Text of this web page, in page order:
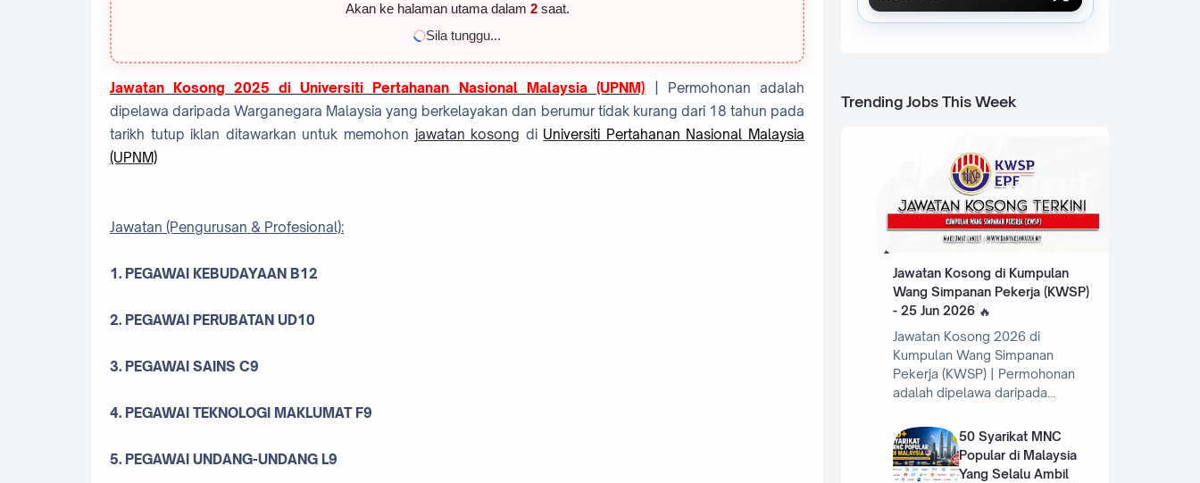
Akan ke halaman utama dalam 1saat.
Sila tunggu...
Jawatan Kosong 2025 di Universiti Pertahanan Nasional Malaysia (UPNM) | Permohonan adalah
dipelawa daripada Warganegara Malaysia yang berkelayakan dan berumur tidak kurang dari 18 tahun pada
tarikh tutup iklan ditawarkan untuk memohon jawatan kosong di Universiti Pertahanan Nasional Malaysia
(UPNM)
Jawatan (Pengurusan & Profesional):
1. PEGAWAI KEBUDAYAAN B12
2. PEGAWAI PERUBATAN UD10
3. PEGAWAI SAINS C9
4. PEGAWAI TEKNOLOGI MAKLUMAT F9
5. PEGAWAI UNDANG-UNDANG L9
Trending Jobs This Week
Jawatan Kosong di Kumpulan
Wang Simpanan Pekerja (KWSP)
- 25 Jun 2026
Jawatan Kosong 2026 di
Kumpulan Wang Simpanan
Pekerja (KWSP) | Permohonan
adalah dipelawa daripada…
50 Syarikat MNC
Popular di Malaysia
Yang Selalu Ambil